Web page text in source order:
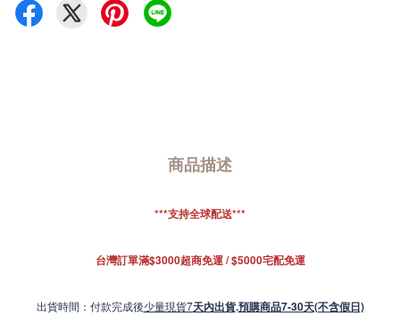
商品描述
***支持全球配送***
台灣訂單滿$3000超商免運 / $5000宅配免運
出貨時間：付款完成後少量現貨7天內出貨.預購商品7-30天(不含假日)